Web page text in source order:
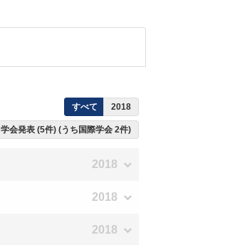
すべて 2018
学会発表 (5件) (うち国際学会 2件)
2018
2018
2018